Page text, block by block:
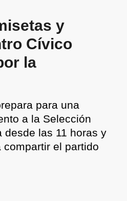
y
Cívico
la
para una
a la Selección
desde las 11 horas y
el partido